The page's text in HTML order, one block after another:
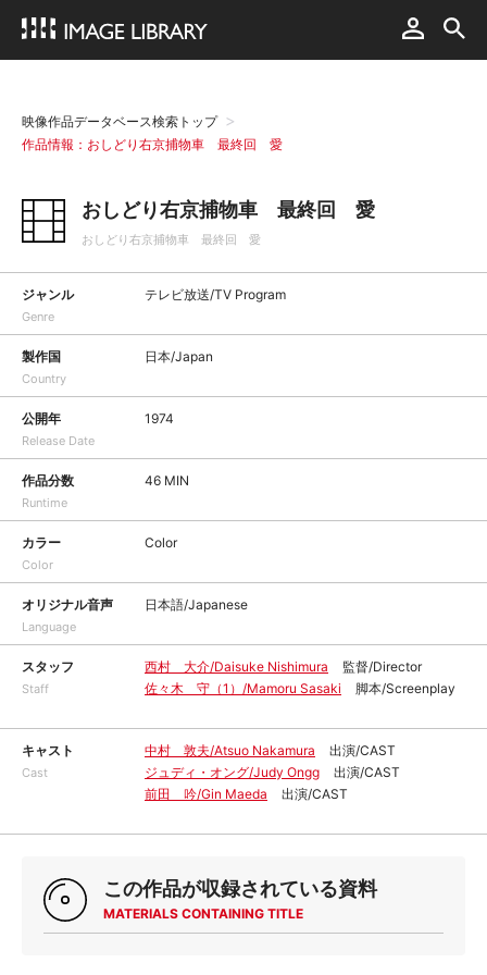
映像作品データベース検索トップ
作品情報：おしどり右京捕物車 最終回 愛
おしどり右京捕物車 最終回 愛
おしどり右京捕物車 最終回 愛
ジャンル
Genre
テレビ放送/TV Program
製作国
Country
日本/Japan
公開年
Release Date
1974
作品分数
Runtime
46 MIN
カラー
Color
Color
オリジナル音声
Language
日本語/Japanese
スタッフ
Staff
西村 大介/Daisuke Nishimura
監督/Director
佐々木 守（1）/Mamoru Sasaki
脚本/Screenplay
キャスト
Cast
中村 敦夫/Atsuo Nakamura
出演/CAST
ジュディ・オング/Judy Ongg
出演/CAST
前田 吟/Gin Maeda
出演/CAST
この作品が収録されている資料
MATERIALS CONTAINING TITLE